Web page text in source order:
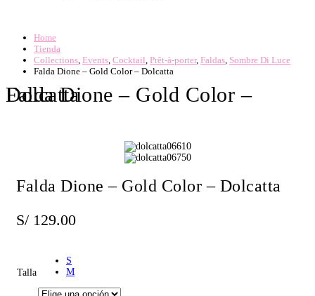
Home
Tienda
Collections Events Cocktail Prêt-à-porter, Faldas Sombre Di Luce
Falda Dione – Gold Color – Dolcatta
Falda Dione – Gold Color – Dolcatta
Falda Dione – Gold Color – Dolcatta
S/ 129.00
Talla
S
M